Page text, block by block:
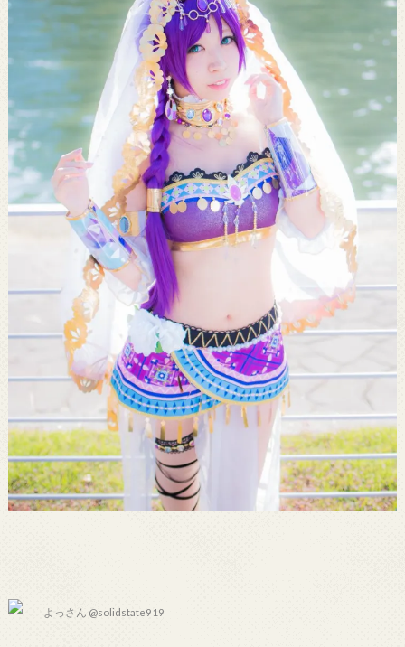
よっさん @solidstate919